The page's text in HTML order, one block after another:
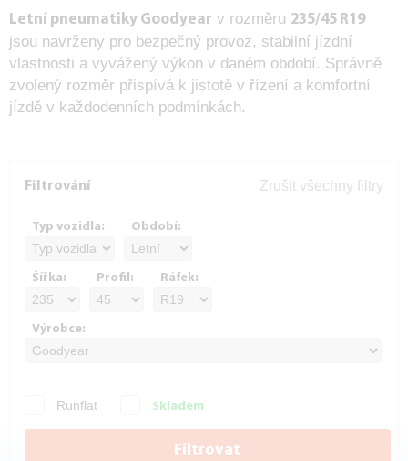
Letní pneumatiky Goodyear v rozměru 235/45 R19
jsou navrženy pro bezpečný provoz, stabilní jízdní
vlastnosti a vyvážený výkon v daném období. Správně
zvolený rozměr přispívá k jistotě v řízení a komfortní
jízdě v každodenních podmínkách.
Filtrování Zrušit všechny filtry
Typ vozidla: Období:
Šířka: Profil: Ráfek:
Výrobce:
Runflat Skladem
Filtrovat